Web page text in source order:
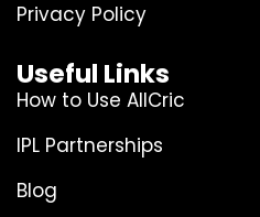
Privacy Policy
Useful Links
How to Use AllCric
IPL Partnerships
Blog